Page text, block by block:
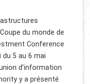
du monde de
Conference
du 5 au 6 mai
d’information
y a présenté